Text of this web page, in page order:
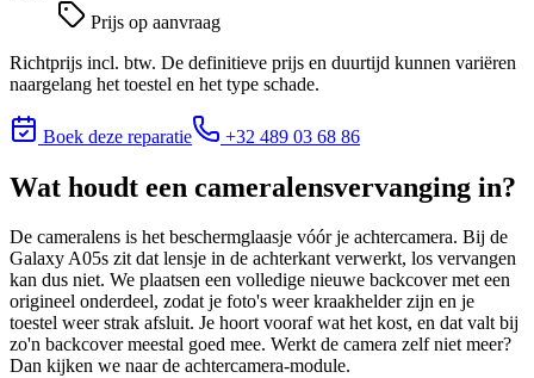
Prijs op aanvraag
Richtprijs incl. btw. De definitieve prijs en duurtijd kunnen variëren
naargelang het toestel en het type schade.
Boek deze reparatie +32 489 03 68 86
Wat houdt een cameralensvervanging in?
De cameralens is het beschermglaasje vóór je achtercamera. Bij de
Galaxy A05s zit dat lensje in de achterkant verwerkt, los vervangen
kan dus niet. We plaatsen een volledige nieuwe backcover met een
origineel onderdeel, zodat je foto's weer kraakhelder zijn en je
toestel weer strak afsluit. Je hoort vooraf wat het kost, en dat valt bij
zo'n backcover meestal goed mee. Werkt de camera zelf niet meer?
Dan kijken we naar de achtercamera-module.